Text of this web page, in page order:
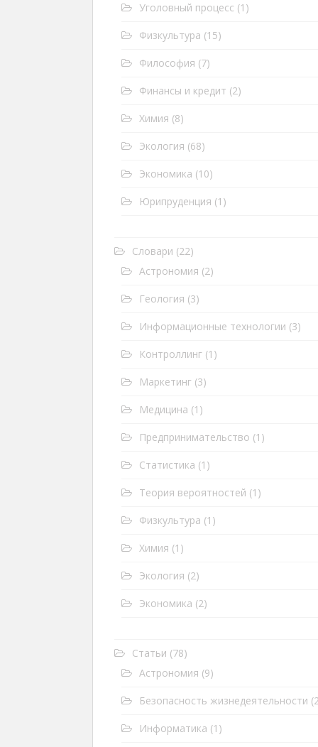
Уголовный процесс (1)
Физкультура (15)
Философия (7)
Финансы и кредит (2)
Химия (8)
Экология (68)
Экономика (10)
Юрипруденция (1)
Словари (22)
Астрономия (2)
Геология (3)
Информационные технологии (3)
Контроллинг (1)
Маркетинг (3)
Медицина (1)
Предпринимательство (1)
Статистика (1)
Теория вероятностей (1)
Физкультура (1)
Химия (1)
Экология (2)
Экономика (2)
Статьи (78)
Астрономия (9)
Безопасность жизнедеятельности
Информатика (1)